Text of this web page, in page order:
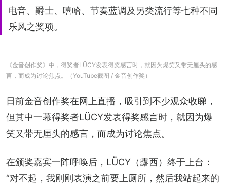
电音、爵士、嘻哈、节奏蓝调及另类流行等七种不同
乐风之奖项。
《金音创作奖》中，得奖者LÜCY发表得奖感言时，就因为爆笑又带无厘头的感
言，而成为讨论焦点。（YouTube截图 / 金音创作奖）
日前金音创作奖在网上直播，吸引到不少观众收睇，
但其中一幕得奖者LÜCY发表得奖感言时，就因为爆
笑又带无厘头的感言，而成为讨论焦点。
在颁奖嘉宾一阵呼唤后，LÜCY（露西）终于上台：
“对不起，我刚刚表演之前要上厕所，然后我站起来的